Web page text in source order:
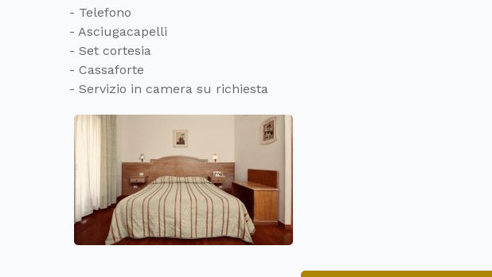
- Telefono
- Asciugacapelli
- Set cortesia
- Cassaforte
- Servizio in camera su richiesta